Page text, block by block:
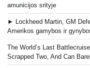
amunicijos srityje
► Lockheed Martin, GM
Amerikos gamybos ir
The World’s Last
Scrapped Two, And Can